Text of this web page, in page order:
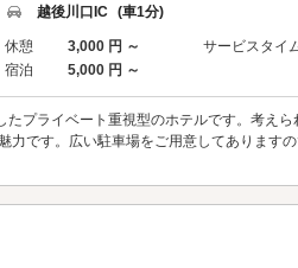
越後川口IC (車1分)
休憩 3,000 円 ～ サービスタイ
宿泊
5,000 円 ～
プライベート重視型のホテルです。考えら
力です。広い駐車場をご用意してあります